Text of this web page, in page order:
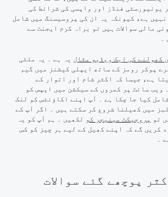
یونیورسٹی فنڈز اور واپسی کی شرائط کی
ہے، کیونکہ یہ ان کی پروسیسنگ میں شامل
مالی سوالات ہیں تو براہ کرم ایجنٹ سے
کھولنے کی ایک ویڈیو مثال یہ ہے ۔ یہ ملٹی
پوکر رومز کے ساتھ ایپلی کیشنز میں گیم
ہے، جیسا کہ اکثر شام اور اتوار کے
ویب سائٹ پر کمروں کے سیکشن میں ایپس کو
کیا جا چکا ہے ۔ آپ اپنے اکاؤنٹس کو لنک
میں کھیلنا شروع کر سکتے ہیں ۔ اگر آپ کے
تو پروجیکٹ مینیجر کو لکھیں ۔ ہم آپ کو یہ
کریں گے کہ اپنے کھیل کے لیے ہر چیز کو کس
۔